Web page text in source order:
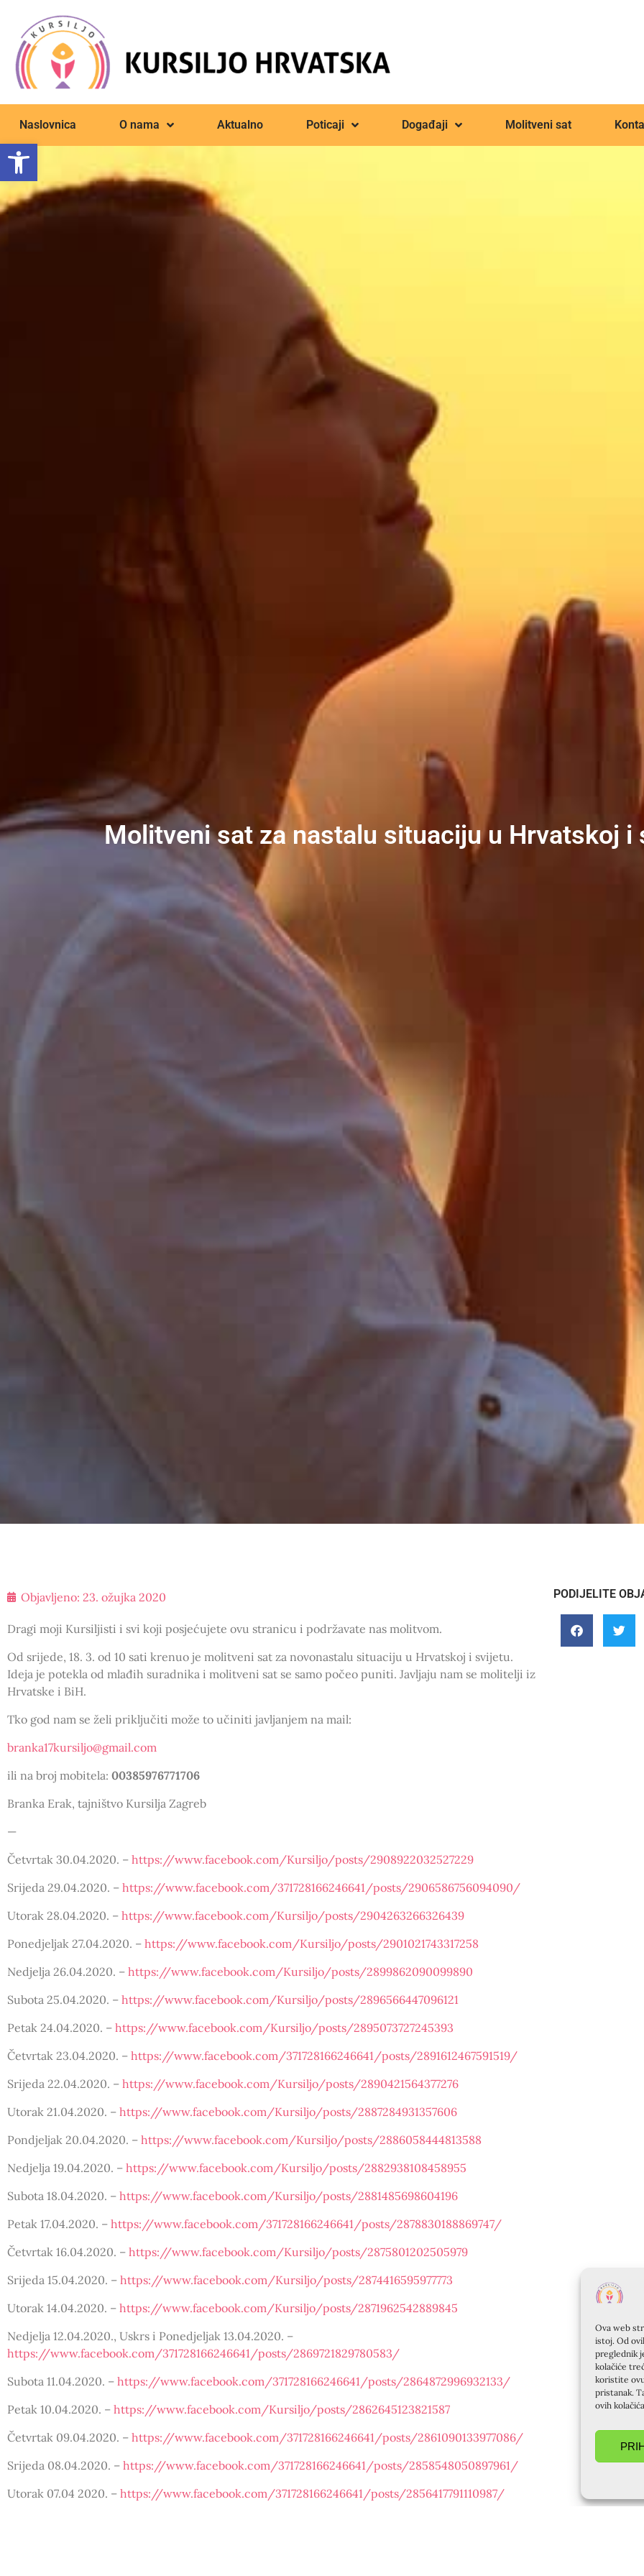
Open toolbar
Ova web
istoj. Od
preglednik
kolačiće
koristite
pristanak.
ovih
Naslovnica O nama Aktualno Poticaji Događaji Molitveni sat
Molitveni sat za nastalu situaciju u Hrvatskoj i
Objavljeno: 23. ožujka 2020
Dragi moji Kursiljisti i svi koji posjećujete ovu stranicu i podržavate nas molitvom.
Od srijede, 18. 3. od 10 sati krenuo je molitveni sat za novonastalu situaciju u Hrvatskoj i svijetu.
Ideja je potekla od mlađih suradnika i molitveni sat se samo počeo puniti. Javljaju nam se molitelji iz
Hrvatske i BiH.
Tko god nam se želi priključiti može to učiniti javljanjem na mail:
branka17kursiljo@gmail.com
ili na broj mobitela: 00385976771706
Branka Erak, tajništvo Kursilja Zagreb
—
Četvrtak 30.04.2020. – https://www.facebook.com/Kursiljo/posts/2908922032527229
Srijeda 29.04.2020. – https://www.facebook.com/371728166246641/posts/2906586756094090/
Utorak 28.04.2020. – https://www.facebook.com/Kursiljo/posts/2904263266326439
Ponedjeljak 27.04.2020. – https://www.facebook.com/Kursiljo/posts/2901021743317258
Nedjelja 26.04.2020. – https://www.facebook.com/Kursiljo/posts/2899862090099890
Subota 25.04.2020. – https://www.facebook.com/Kursiljo/posts/2896566447096121
Petak 24.04.2020. – https://www.facebook.com/Kursiljo/posts/2895073727245393
Četvrtak 23.04.2020. – https://www.facebook.com/371728166246641/posts/2891612467591519/
Srijeda 22.04.2020. – https://www.facebook.com/Kursiljo/posts/2890421564377276
Utorak 21.04.2020. – https://www.facebook.com/Kursiljo/posts/2887284931357606
Pondjeljak 20.04.2020. – https://www.facebook.com/Kursiljo/posts/2886058444813588
Nedjelja 19.04.2020. – https://www.facebook.com/Kursiljo/posts/2882938108458955
Subota 18.04.2020. – https://www.facebook.com/Kursiljo/posts/2881485698604196
Petak 17.04.2020. – https://www.facebook.com/371728166246641/posts/2878830188869747/
Četvrtak 16.04.2020. – https://www.facebook.com/Kursiljo/posts/2875801202505979
Srijeda 15.04.2020. – https://www.facebook.com/Kursiljo/posts/2874416595977773
Utorak 14.04.2020. – https://www.facebook.com/Kursiljo/posts/2871962542889845
Nedjelja 12.04.2020., Uskrs i Ponedjeljak 13.04.2020. –
https://www.facebook.com/371728166246641/posts/2869721829780583/
Subota 11.04.2020. – https://www.facebook.com/371728166246641/posts/2864872996932133/
Petak 10.04.2020. – https://www.facebook.com/Kursiljo/posts/2862645123821587
Četvrtak 09.04.2020. – https://www.facebook.com/371728166246641/posts/2861090133977086/
Srijeda 08.04.2020. – https://www.facebook.com/371728166246641/posts/2858548050897961/
Utorak 07.04 2020. – https://www.facebook.com/371728166246641/posts/2856417791110987/
PODIJELITE